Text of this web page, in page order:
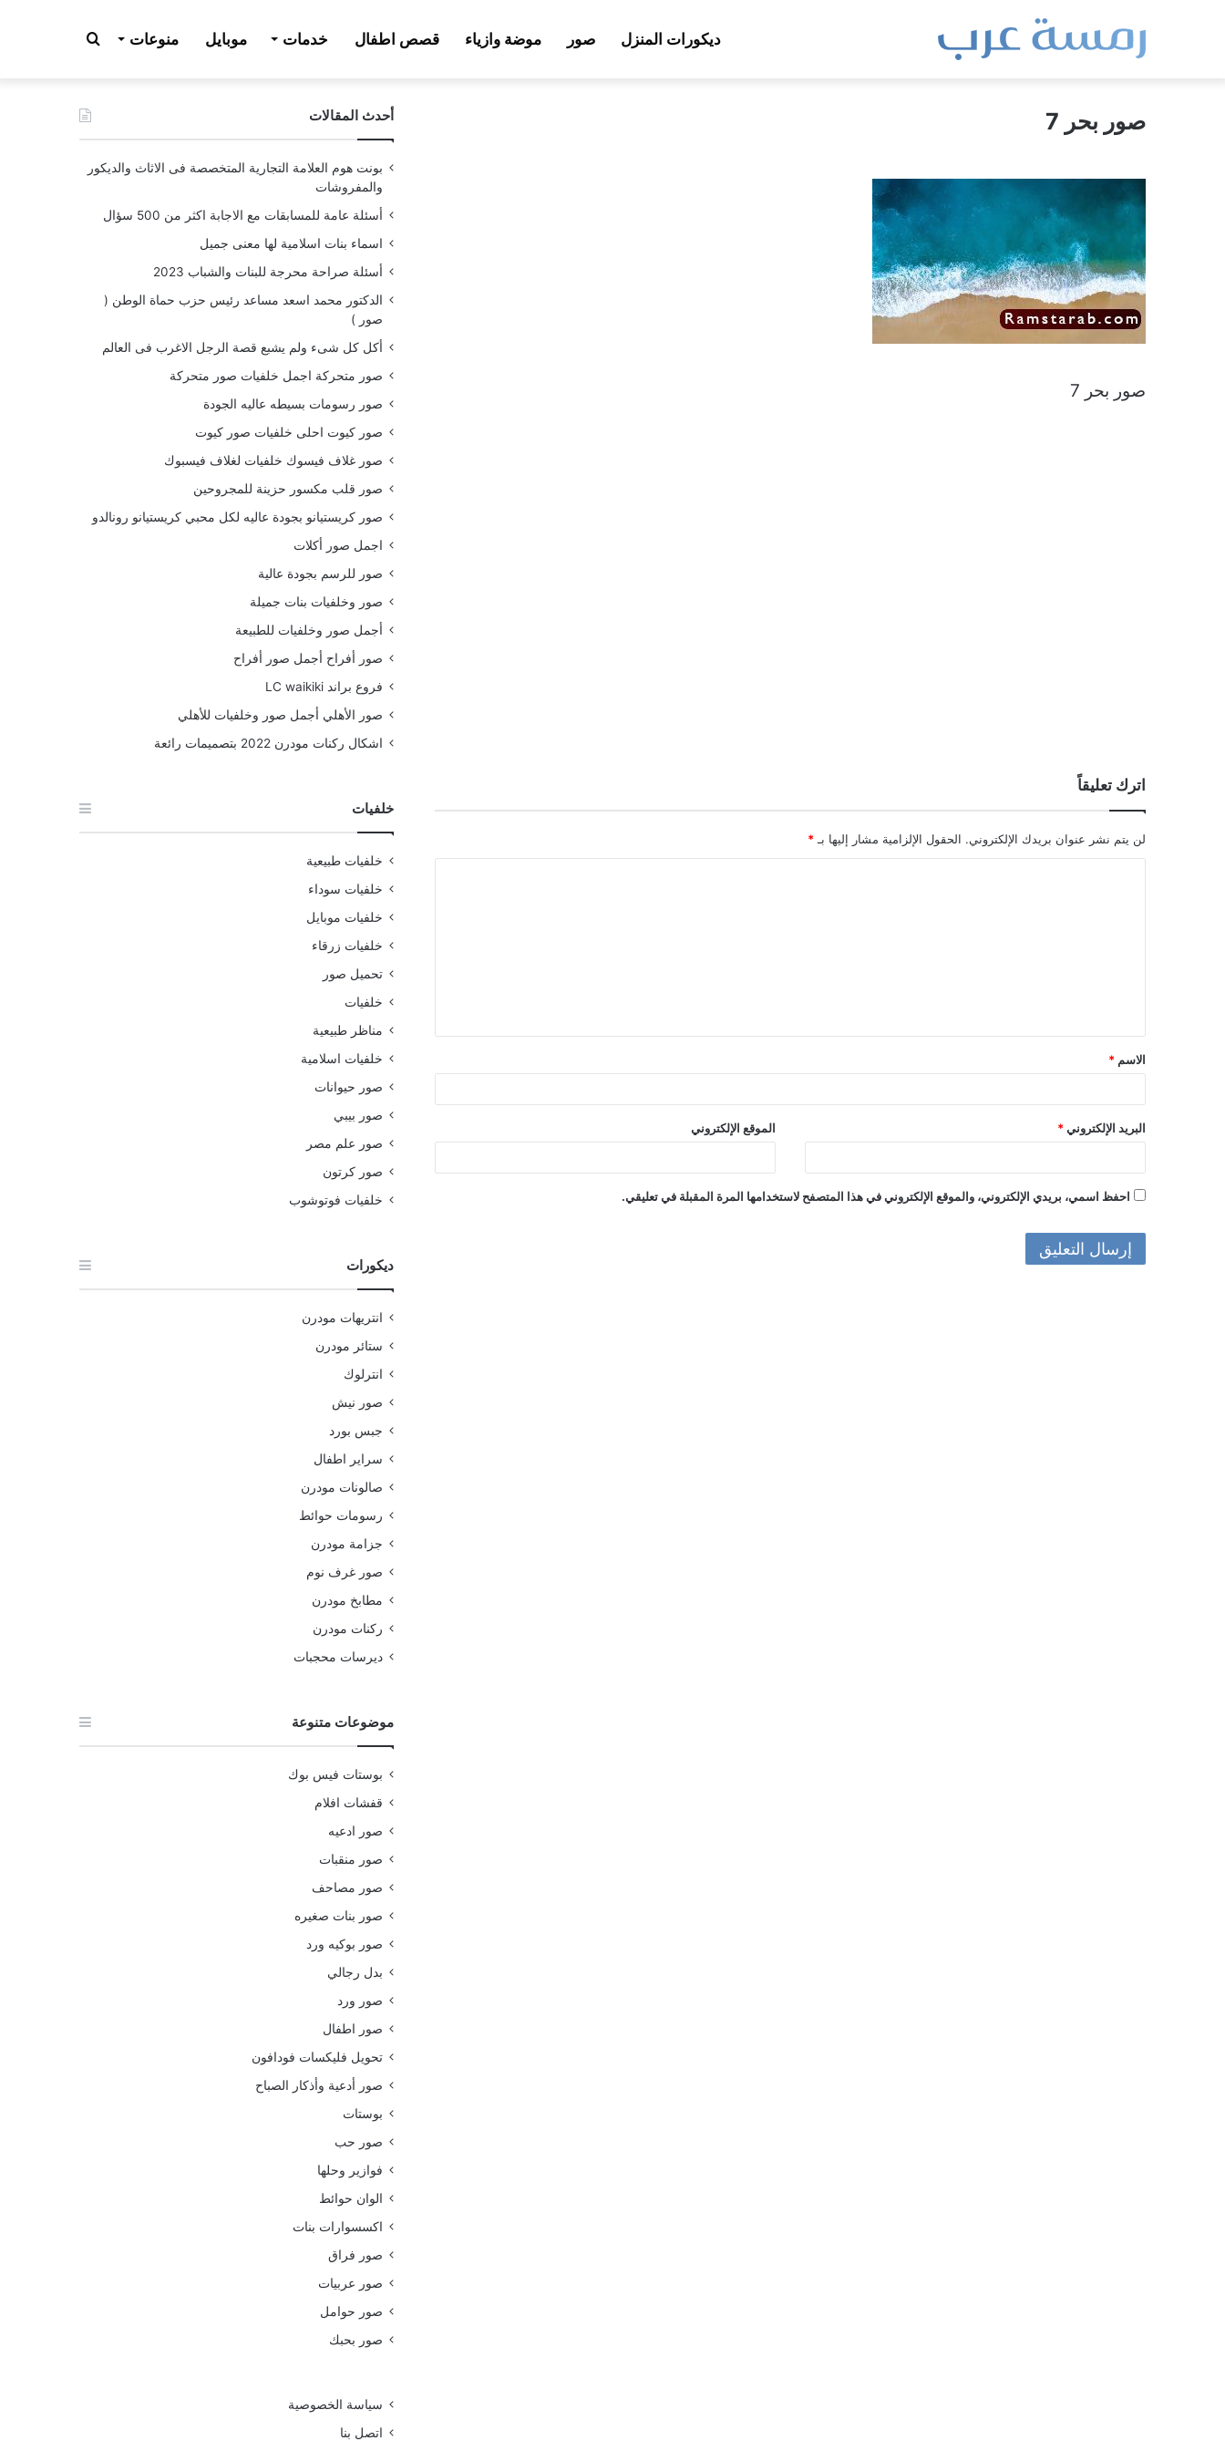
ديكورات المنزل صور موضة وازياء قصص اطفال خدمات موبايل منوعات بحث
عن صور بحر 7
صور بحر 7
اترك تعليقاً
لن يتم نشر عنوان بريدك الإلكتروني. الحقول الإلزامية مشار إليها بـ *
ق
*
الاسم *
البريد الإلكتروني * الموقع الإلكتروني
احفظ اسمي، بريدي الإلكتروني، والموقع الإلكتروني في هذا المتصفح لاستخدامها المرة المقبلة في تعليقي.
أحدث المقالات
بونت هوم العلامة التجارية المتخصصة فى الاثاث والديكور
والمفروشات
أسئلة عامة للمسابقات مع الاجابة اكثر من 500 سؤال
اسماء بنات اسلامية لها معنى جميل
أسئلة صراحة محرجة للبنات والشباب 2023
الدكتور محمد اسعد مساعد رئيس حزب حماة الوطن (
صور )
أكل كل شىء ولم يشبع قصة الرجل الاغرب فى العالم
صور متحركة اجمل خلفيات صور متحركة
صور رسومات بسيطه عاليه الجودة
صور كيوت احلى خلفيات صور كيوت
صور غلاف فيسوك خلفيات لغلاف فيسبوك
صور قلب مكسور حزينة للمجروحين
صور كريستيانو بجودة عاليه لكل محبي كريستيانو رونالدو
اجمل صور أكلات
صور للرسم بجودة عالية
صور وخلفيات بنات جميلة
أجمل صور وخلفيات للطبيعة
صور أفراح أجمل صور أفراح
فروع براند LC waikiki
صور الأهلي أجمل صور وخلفيات للأهلي
اشكال ركنات مودرن 2022 بتصميمات رائعة
خلفيات
خلفيات طبيعية
خلفيات سوداء
خلفيات موبايل
خلفيات زرقاء
تحميل صور
خلفيات
مناظر طبيعية
خلفيات اسلامية
صور حيوانات
صور بيبي
صور علم مصر
صور كرتون
خلفيات فوتوشوب
ديكورات
انتريهات مودرن
ستائر مودرن
انترلوك
صور نيش
جبس بورد
سراير اطفال
صالونات مودرن
رسومات حوائط
جزامة مودرن
صور غرف نوم
مطابخ مودرن
ركنات مودرن
ديرسات محجبات
موضوعات متنوعة
بوستات فيس بوك
قفشات افلام
صور ادعيه
صور منقبات
صور مصاحف
صور بنات صغيره
صور بوكيه ورد
بدل رجالي
صور ورد
صور اطفال
تحويل فليكسات فودافون
صور أدعية وأذكار الصباح
بوستات
صور حب
فوازير وحلها
الوان حوائط
اكسسوارات بنات
صور فراق
صور عربيات
صور حوامل
صور بحبك
سياسة الخصوصية
اتصل بنا